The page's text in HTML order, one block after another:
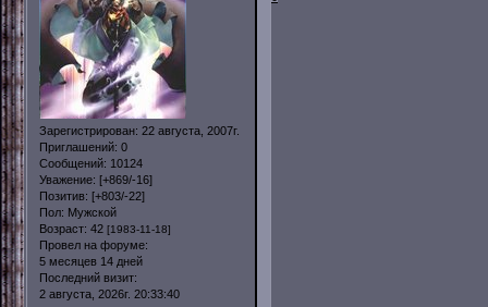
Зарегистрирован: 22 августа, 2007г.
Приглашений: 0
Сообщений: 10124
Уважение: [+869/-16]
Позитив: [+803/-22]
Пол: Мужской
Возраст: 42 [1983-11-18]
Провел на форуме:
5 месяцев 14 дней
Последний визит:
2 августа, 2026г. 20:33:40